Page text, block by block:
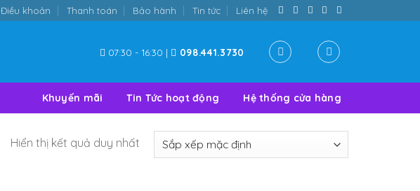
Điều khoản Thanh toán Bảo hành Tin tức Liên hệ
07:30 - 16:30 | 098.441.3730
Khuyến mãi Tin Tức hoạt động Hệ thống cửa hàng
Hiển thị kết quả duy nhất